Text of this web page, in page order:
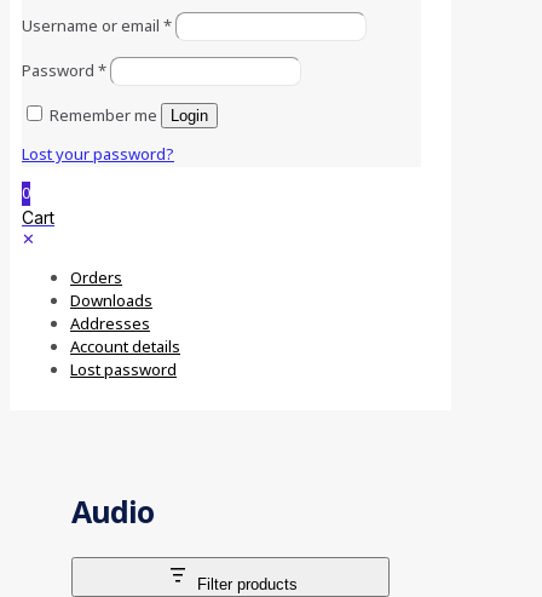
Username or email *
Password *
Remember me
Login
Lost your password?
0
Cart
✕
Orders
Downloads
Addresses
Account details
Lost password
Audio
Filter products